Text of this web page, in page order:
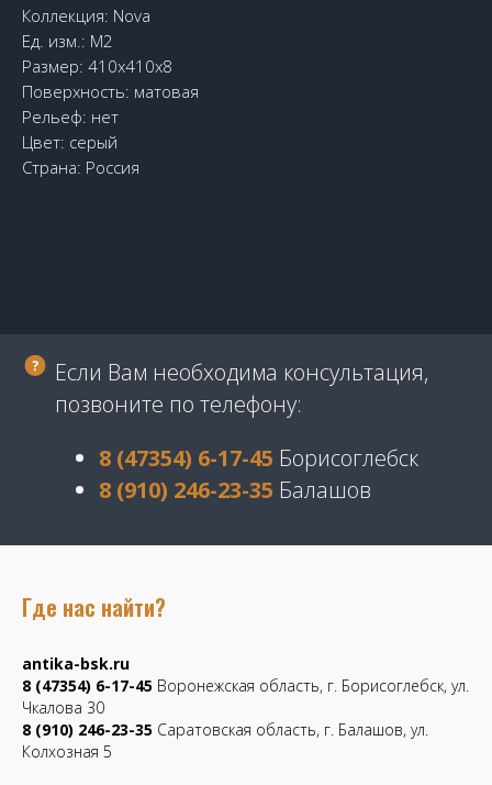
Коллекция: Nova
Ед. изм.: М2
Размер: 410х410х8
Поверхность: матовая
Рельеф: нет
Цвет: серый
Страна: Россия
Если Вам необходима консультация,
позвоните по телефону:
8 (47354) 6-17-45 Борисоглебск
8 (910) 246-23-35 Балашов
Где нас найти?
antika-bsk.ru
8 (47354) 6-17-45 Воронежская область, г. Борисоглебск, ул.
Чкалова 30
8 (910) 246-23-35 Саратовская область, г. Балашов, ул.
Колхозная 5